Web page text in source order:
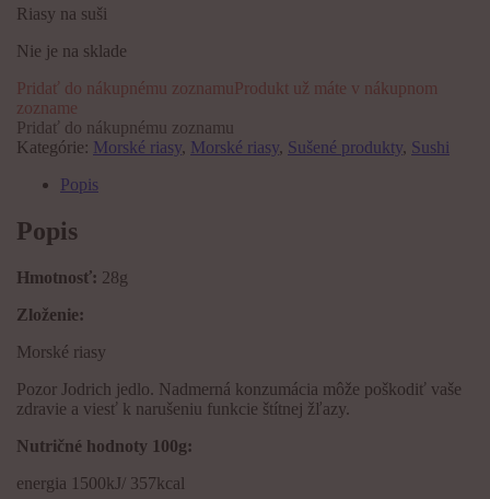
Riasy na suši
Nie je na sklade
Pridať do nákupnému zoznamuProdukt už máte v nákupnom
zozname
Pridať do nákupnému zoznamu
Kategórie: Morské riasy, Morské riasy, Sušené produkty, Sushi
Popis
Popis
Hmotnosť: 28g
Zloženie:
Morské riasy
Pozor Jodrich jedlo. Nadmerná konzumácia môže poškodiť vaše
zdravie a viesť k narušeniu funkcie štítnej žľazy.
Nutričné hodnoty 100g:
energia 1500kJ/ 357kcal